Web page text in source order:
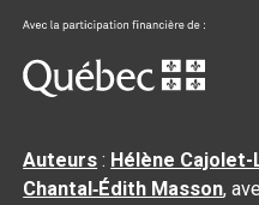
Auteurs : Hélène
Chantal‑Édith Masson,